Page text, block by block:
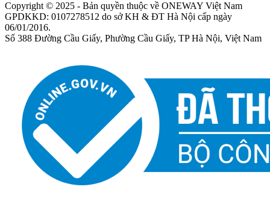
Copyright © 2025 - Bản quyền thuộc về ONEWAY Việt Nam
GPDKKD: 0107278512 do sở KH & ĐT Hà Nội cấp ngày
06/01/2016.
Số 388 Đường Cầu Giấy, Phường Cầu Giấy, TP Hà Nội, Việt Nam